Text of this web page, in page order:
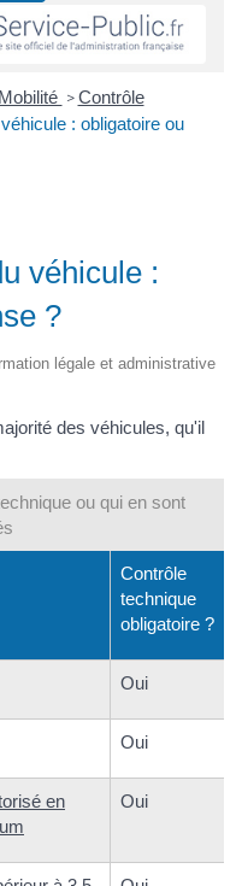
> Contrôle
: obligatoire ou
véhicule :
?
légale et administrative
des véhicules, qu'il
ou qui en sont
Contrôle
technique
obligatoire ?
Oui
Oui
en
Oui